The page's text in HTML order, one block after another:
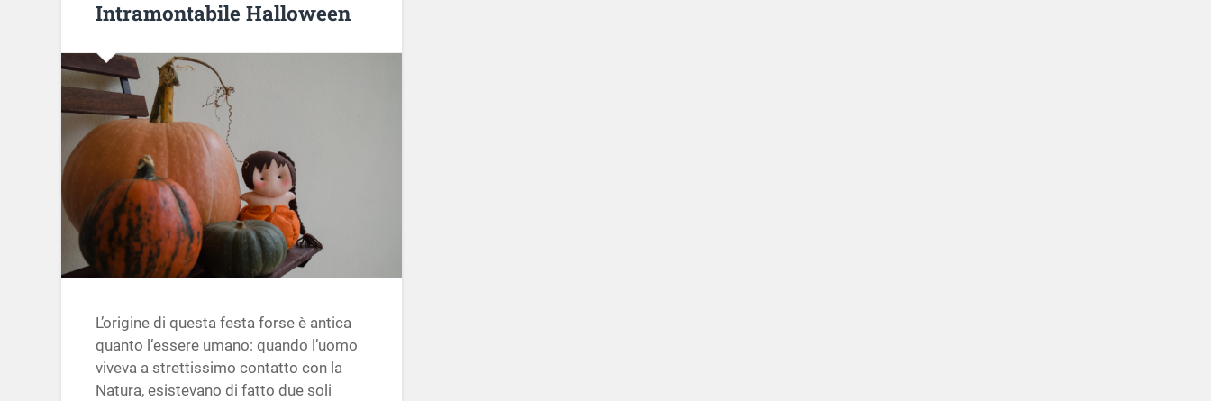
Intramontabile Halloween
L’origine di questa festa forse è antica
quanto l’essere umano: quando l’uomo
viveva a strettissimo contatto con la
Natura, esistevano di fatto due soli